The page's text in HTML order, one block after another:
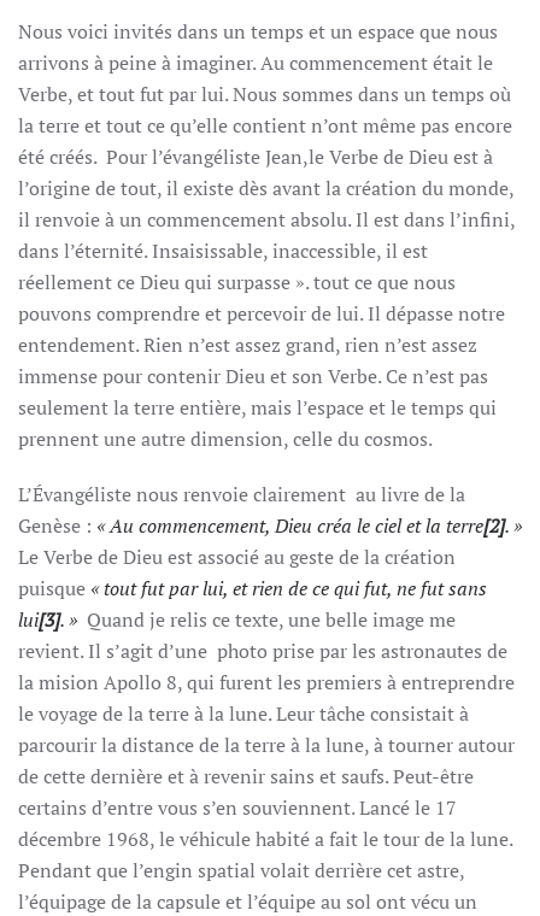
Nous voici invités dans un temps et un espace que nous
arrivons à peine à imaginer. Au commencement était le
Verbe, et tout fut par lui. Nous sommes dans un temps où
la terre et tout ce qu’elle contient n’ont même pas encore
été créés. Pour l’évangéliste Jean,le Verbe de Dieu est à
l’origine de tout, il existe dès avant la création du monde,
il renvoie à un commencement absolu. Il est dans l’infini,
dans l’éternité. Insaisissable, inaccessible, il est
réellement ce Dieu qui surpasse ». tout ce que nous
pouvons comprendre et percevoir de lui. Il dépasse notre
entendement. Rien n’est assez grand, rien n’est assez
immense pour contenir Dieu et son Verbe. Ce n’est pas
seulement la terre entière, mais l’espace et le temps qui
prennent une autre dimension, celle du cosmos.
L’Évangéliste nous renvoie clairement au livre de la
Genèse : « Au commencement, Dieu créa le ciel et la terre[2]. »
Le Verbe de Dieu est associé au geste de la création
puisque « tout fut par lui, et rien de ce qui fut, ne fut sans
lui[3]. » Quand je relis ce texte, une belle image me
revient. Il s’agit d’une photo prise par les astronautes de
la mision Apollo 8, qui furent les premiers à entreprendre
le voyage de la terre à la lune. Leur tâche consistait à
parcourir la distance de la terre à la lune, à tourner autour
de cette dernière et à revenir sains et saufs. Peut-être
certains d’entre vous s’en souviennent. Lancé le 17
décembre 1968, le véhicule habité a fait le tour de la lune.
Pendant que l’engin spatial volait derrière cet astre,
l’équipage de la capsule et l’équipe au sol ont vécu un